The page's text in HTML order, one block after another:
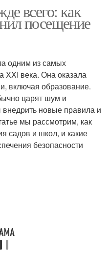
всего: как
посещение
одним из самых
XXI века. Она оказала
включая образование.
царят шум и
новые правила и
мы рассмотрим, как
садов и школ, и какие
безопасности